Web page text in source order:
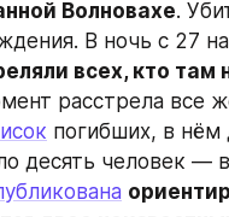
Волновахе.
В ночь с 27
всех, кто там
расстрела все
погибших, в нём
десять человек